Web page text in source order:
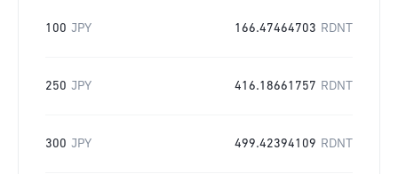
100 JPY 166.47464703 RDNT
250 JPY 416.18661757 RDNT
300 JPY 499.42394109 RDNT